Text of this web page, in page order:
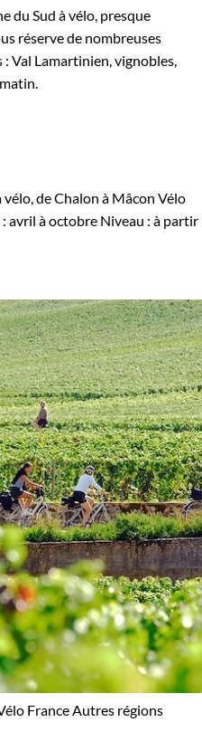
du Sud à vélo, presque
réserve de nombreuses
Val Lamartinien, vignobles,
de Chalon à Mâcon Vélo
avril à octobre Niveau : à partir